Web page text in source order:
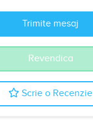
Trimite mesaj
Revendica
Scrie o Recenzie